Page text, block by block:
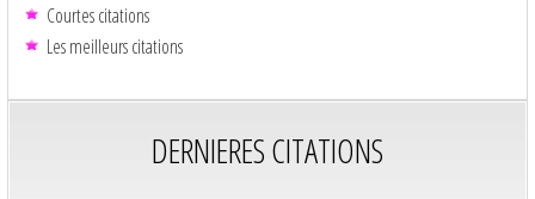
Courtes citations
Les meilleurs citations
DERNIERES CITATIONS